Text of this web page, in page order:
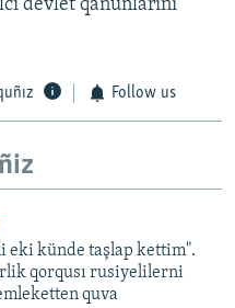
devlet qanunlarını
Follow us
eki künde taşlap kettim".
qorqusı rusiyelilerni
quva